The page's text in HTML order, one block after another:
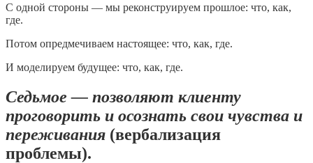
С одной стороны — мы реконструируем прошлое: что, как,
где.
Потом опредмечиваем настоящее: что, как, где.
И моделируем будущее: что, как, где.
Седьмое — позволяют клиенту
проговорить и осознать свои чувства и
переживания (вербализация
проблемы).